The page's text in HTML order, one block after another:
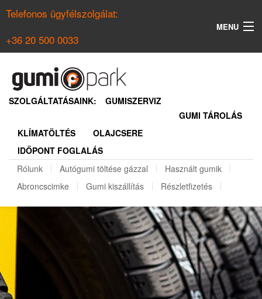
Telefonos ügyfélszolgálat:
+36 20 500 0033
MENU
NYÁRI GUMI KERESŐ
REGISZTRÁCIÓ
SZOLGÁLTATÁSAINK:
GUMISZERVIZ
GUMI TÁROLÁS
KLÍMATÖLTÉS
OLAJCSERE
IDŐPONT FOGLALÁS
Rólunk
Autógumi töltése gázzal
Használt gumik
Abroncscimke
Gumi kiszállítás Részletfizetés